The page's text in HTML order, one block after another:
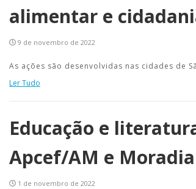
alimentar e
9 de novembro de 2022
As ações são desenvolvidas nas cidades de
Ler Tudo
Educação e
Apcef/AM e
1 de novembro de 2022